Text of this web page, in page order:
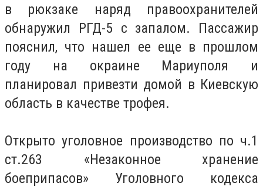
в рюкзаке наряд правоохранителей
обнаружил РГД-5 с запалом. Пассажир
пояснил, что нашел ее еще в прошлом
году на окраине Мариуполя и
планировал привезти домой в Киевскую
область в качестве трофея.
Открыто уголовное производство по ч.1
ст.263 «Незаконное хранение
боеприпасов» Уголовного кодекса